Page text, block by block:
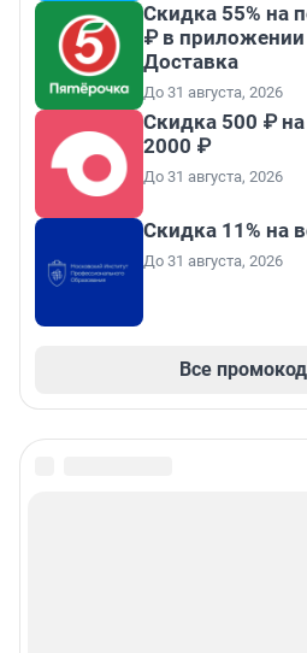
Скидка 55% на
₽ в приложении
Доставка
До 31 августа, 2026
Скидка 500 ₽
2000 ₽
До 31 августа, 2026
Скидка 11% на
До 31 августа, 2026
Все